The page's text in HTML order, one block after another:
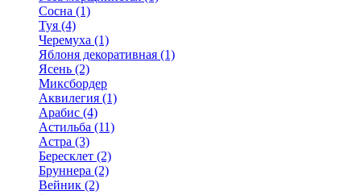
Сосна (1)
Туя (4)
Черемуха (1)
Яблоня декоративная (1)
Ясень (2)
Миксбордер
Аквилегия (1)
Арабис (4)
Астильба (11)
Астра (3)
Бересклет (2)
Бруннера (2)
Вейник (2)